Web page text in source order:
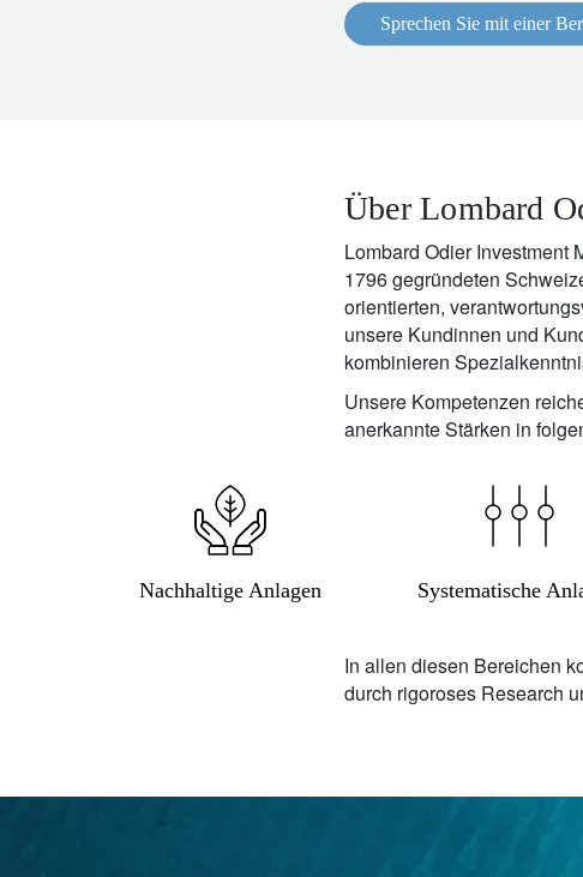
Sprechen Sie mit einer
Über Lombard
Lombard Odier Investment
1796 gegründeten
orientierten,
unsere Kundinnen und
kombinieren
Unsere Kompetenzen
anerkannte Stärken in
Nachhaltige Anlagen Systematische
In allen diesen Bereichen
durch rigoroses Research